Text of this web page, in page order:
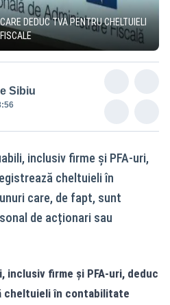
DEDUC TVA PENTRU CHELTUIELI
Sibiu
inclusiv firme și PFA-uri,
cheltuieli în
care, de fapt, sunt
de acționari sau
inclusiv firme și PFA-uri, deduc
cheltuieli în contabilitate